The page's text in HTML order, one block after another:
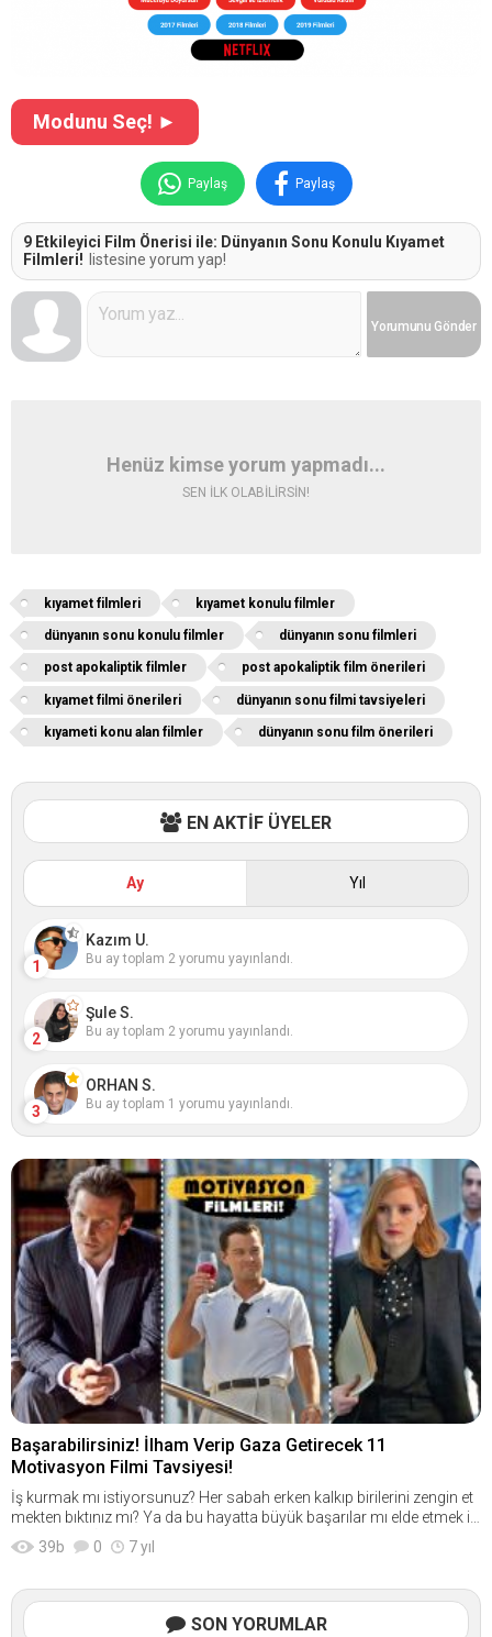
Modunu Seç! ►
Paylaş Paylaş
9 Etkileyici Film Önerisi ile: Dünyanın Sonu Konulu Kıyamet
Filmleri! listesine yorum yap!
Yorumunu Gönder
Henüz kimse yorum yapmadı...
SEN İLK OLABİLİRSİN!
kıyamet filmleri kıyamet konulu filmler
dünyanın sonu konulu filmler dünyanın sonu filmleri
post apokaliptik filmler post apokaliptik film önerileri
kıyamet filmi önerileri dünyanın sonu filmi tavsiyeleri
kıyameti konu alan filmler dünyanın sonu film önerileri
EN AKTİF ÜYELER
Ay Yıl
1
Kazım U.
Bu ay toplam 2 yorumu yayınlandı.
2
Şule S.
Bu ay toplam 2 yorumu yayınlandı.
3
ORHAN S.
Bu ay toplam 1 yorumu yayınlandı.
Başarabilirsiniz! İlham Verip Gaza Getirecek 11
Motivasyon Filmi Tavsiyesi!
İş kurmak mı istiyorsunuz? Her sabah erken kalkıp birilerini zengin et
mekten bıktınız mı? Ya da bu hayatta büyük başarılar mı elde etmek is
tiyorsunuz? İşte bugün burada tam da size göre bir motivasyon filml
eri listesi hazırladım. İstisnasız olarak hepimiz iyi şekilde yaşamak, ka
kazandırarak mı?... Bugün sizlere, gaza getiren film tavsiyeleri vermek
istiyorum. Birazdan göreceğiniz motivasyon filmi tavsiyelerinin her bi
39b 0 7 yıl
SON YORUMLAR